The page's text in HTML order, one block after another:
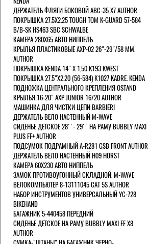
ДЕРЖАТЕЛЬ ФЛЯГИ БОКОВОЙ ABC-35 X7 AUTHOR
ПОКРЫШКА 27.5X2.25 TOUGH TOM K-GUARD 57-584
B/B-SK HS463 SBC SCHWALBE
КАМЕРА 280Х65 АВТО НИППЕЛЬ
КРЫЛЬЯ ПЛАСТИКОВЫЕ AXP-02 26"-29"/58 ММ.
AUTHOR
ПОКРЫШКА KENDA 14" Х 1,50 K193 KWEST
ПОКРЫШКА 27.5"Х2.20 (56-584) K1027 KADRE. KENDA
ПОДНОЖКА ЦЕНТРАЛЬНОГО КРЕПЛЕНИЯ OSTAND
КРЫЛЬЯ 16-20" AXP JUNIOR 16/20 AUTHOR
МАШИНКА ДЛЯ ЧИСТКИ ЦЕПИ BARBIERI
ДЕРЖАТЕЛЬ ВЕЛО НАСТЕННЫЙ M-WAVE
СИДЕНЬЕ ДЕТСКОЕ 28''- 29'' НА РАМУ BUBBLY MAXI
PLUS FF+ AUTHOR
ПОДСУМОК ПОДРАМНЫЙ A-R281 GSB FRONT AUTHOR
ДЕРЖАТЕЛЬ ВЕЛО НАСТЕННЫЙ H09 HORST
КАМЕРА 60X230 АВТО НИППЕЛЬ
ЗАМОК ПРОТИВОУГОННЫЙ СКЛАДНОЙ. M-WAVE
ВЕЛОКОМПЬЮТЕР 8-13111045 CAT 5S AUTHOR
НАБОР ИНСТРУМЕНТОВ УНИВЕРСАЛЬНЫЙ YC-728
BIKEHAND
БАГАЖНИК 5-440458 ПЕРЕДНИЙ
СИДЕНЬЕ ДЕТСКОЕ НА РАМУ BUBBLY MAXI FF X8
AUTHOR